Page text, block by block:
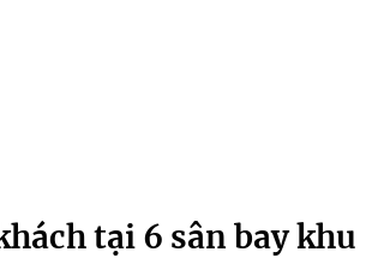
Infographic
tại 6 sân bay khu